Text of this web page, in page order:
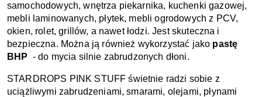
samochodowych, wnętrza piekarnika, kuchenki gazowej,
mebli laminowanych, płytek, mebli ogrodowych z PCV,
okien, rolet, grillów, a nawet łodzi. Jest skuteczna i
bezpieczna. Można ją również wykorzystać jako pastę
BHP - do mycia silnie zabrudzonych dłoni.
STARDROPS PINK STUFF świetnie radzi sobie z
uciążliwymi zabrudzeniami, smarami, olejami, płynami